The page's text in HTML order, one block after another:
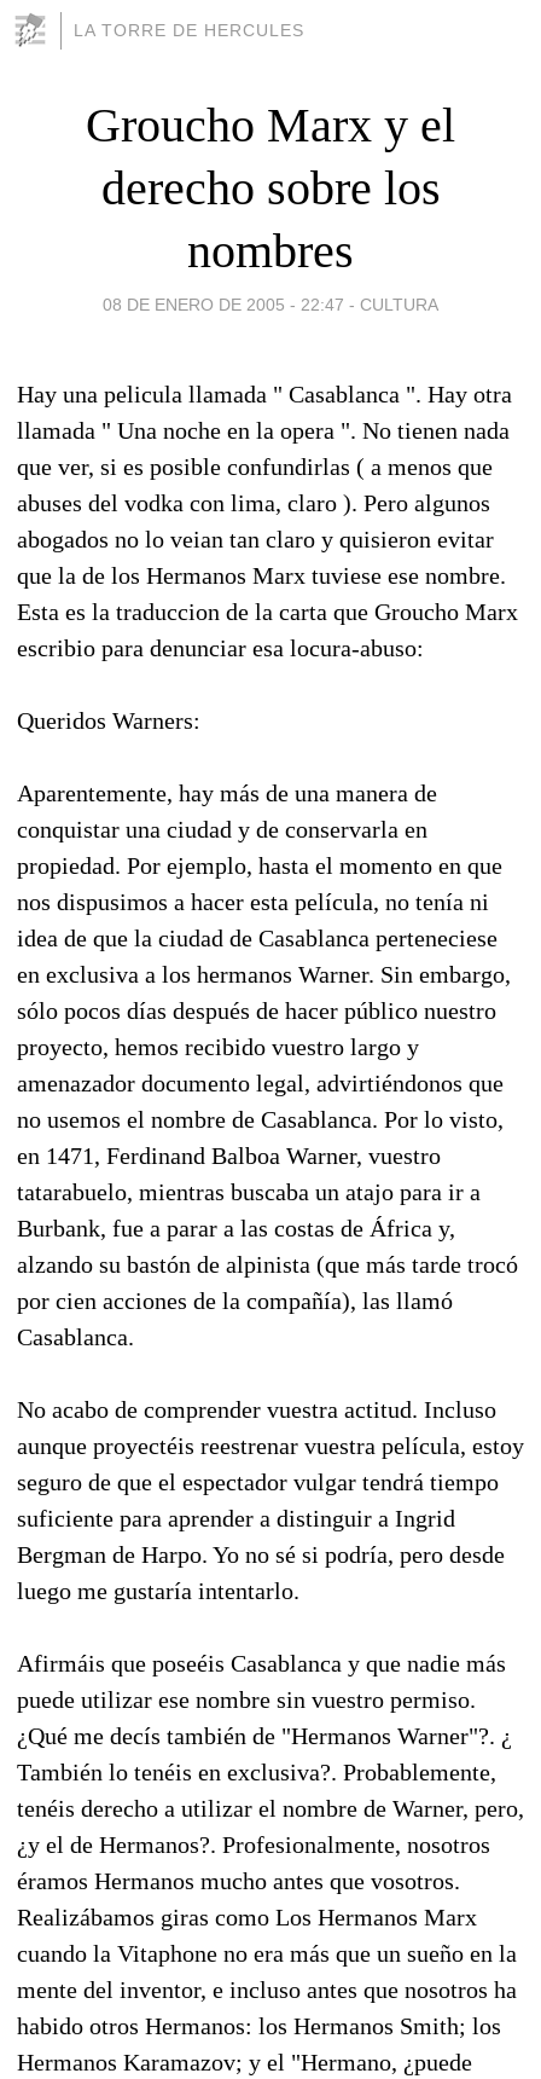
LA TORRE DE HERCULES
Groucho Marx y el
derecho sobre los
nombres
08 DE ENERO DE 2005 - 22:47 - CULTURA
Hay una pelicula llamada " Casablanca ". Hay otra
llamada " Una noche en la opera ". No tienen nada
que ver, si es posible confundirlas ( a menos que
abuses del vodka con lima, claro ). Pero algunos
abogados no lo veian tan claro y quisieron evitar
que la de los Hermanos Marx tuviese ese nombre.
Esta es la traduccion de la carta que Groucho Marx
escribio para denunciar esa locura-abuso:
Queridos Warners:
Aparentemente, hay más de una manera de
conquistar una ciudad y de conservarla en
propiedad. Por ejemplo, hasta el momento en que
nos dispusimos a hacer esta película, no tenía ni
idea de que la ciudad de Casablanca perteneciese
en exclusiva a los hermanos Warner. Sin embargo,
sólo pocos días después de hacer público nuestro
proyecto, hemos recibido vuestro largo y
amenazador documento legal, advirtiéndonos que
no usemos el nombre de Casablanca. Por lo visto,
en 1471, Ferdinand Balboa Warner, vuestro
tatarabuelo, mientras buscaba un atajo para ir a
Burbank, fue a parar a las costas de África y,
alzando su bastón de alpinista (que más tarde trocó
por cien acciones de la compañía), las llamó
Casablanca.
No acabo de comprender vuestra actitud. Incluso
aunque proyectéis reestrenar vuestra película, estoy
seguro de que el espectador vulgar tendrá tiempo
suficiente para aprender a distinguir a Ingrid
Bergman de Harpo. Yo no sé si podría, pero desde
luego me gustaría intentarlo.
Afirmáis que poseéis Casablanca y que nadie más
puede utilizar ese nombre sin vuestro permiso.
¿Qué me decís también de "Hermanos Warner"?. ¿
También lo tenéis en exclusiva?. Probablemente,
tenéis derecho a utilizar el nombre de Warner, pero,
¿y el de Hermanos?. Profesionalmente, nosotros
éramos Hermanos mucho antes que vosotros.
Realizábamos giras como Los Hermanos Marx
cuando la Vitaphone no era más que un sueño en la
mente del inventor, e incluso antes que nosotros ha
habido otros Hermanos: los Hermanos Smith; los
Hermanos Karamazov; y el "Hermano, ¿puede